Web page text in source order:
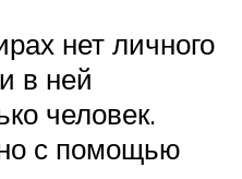
нет личного
в ней
человек.
с помощью